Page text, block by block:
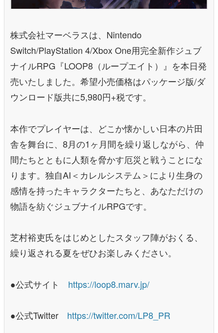
株式会社マーベラスは、Nintendo
Switch/PlayStation 4/Xbox One用完全新作ジュブ
ナイルRPG『LOOP8（ループエイト）』を本日発
売いたしました。希望小売価格はパッケージ版/ダ
ウンロード版共に5,980円+税です。
本作でプレイヤーは、どこか懐かしい日本の片田
舎を舞台に、8月の1ヶ月間を繰り返しながら、仲
間たちとともに人類を脅かす厄災と戦うことにな
ります。独自AI＜カレルシステム＞により生身の
感情を持ったキャラクターたちと、あなただけの
物語を紡ぐジュブナイルRPGです。
芝村裕吏氏をはじめとしたスタッフ陣がおくる、
繰り返される夏をぜひお楽しみください。
●公式サイト https://loop8.marv.jp/
●公式Twitter https://twitter.com/LP8_PR